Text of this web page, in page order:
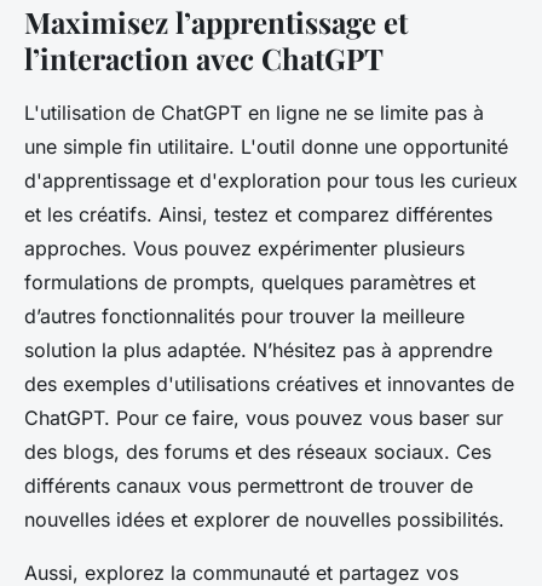
Maximisez l’apprentissage et
l’interaction avec ChatGPT
L'utilisation de ChatGPT en ligne ne se limite pas à
une simple fin utilitaire. L'outil donne une opportunité
d'apprentissage et d'exploration pour tous les curieux
et les créatifs. Ainsi, testez et comparez différentes
approches. Vous pouvez expérimenter plusieurs
formulations de prompts, quelques paramètres et
d’autres fonctionnalités pour trouver la meilleure
solution la plus adaptée. N’hésitez pas à apprendre
des exemples d'utilisations créatives et innovantes de
ChatGPT. Pour ce faire, vous pouvez vous baser sur
des blogs, des forums et des réseaux sociaux. Ces
différents canaux vous permettront de trouver de
nouvelles idées et explorer de nouvelles possibilités.
Aussi, explorez la communauté et partagez vos